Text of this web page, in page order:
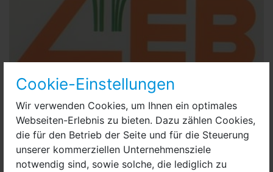
Cookie-Einstellungen
Wir verwenden Cookies, um Ihnen ein optimales
Webseiten-Erlebnis zu bieten. Dazu zählen Cookies,
die für den Betrieb der Seite und für die Steuerung
unserer kommerziellen Unternehmensziele
notwendig sind, sowie solche, die lediglich zu
Logo Ländliche Erwachsenenbildung Brandenburg LEB e.V.
Finanziert wird die Weiterbildung vor allem durch ein
Eigenprojekt der LAG Havelland, aus EU-Mitteln und
einem Zuschuss desDemografie-Forums Havelland